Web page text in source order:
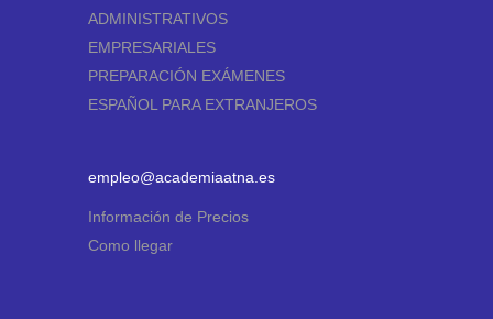
ADMINISTRATIVOS
EMPRESARIALES
PREPARACIÓN EXÁMENES
ESPAÑOL PARA EXTRANJEROS
empleo@academiaatna.es
Información de Precios
Como llegar